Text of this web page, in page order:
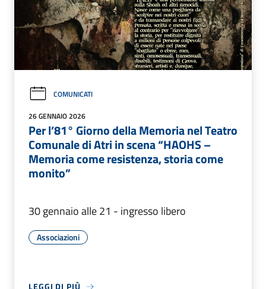
COMUNICATI
26 GENNAIO 2026
Per l’81° Giorno della Memoria nel Teatro
Comunale di Atri in scena “HAOHS –
Memoria come resistenza, storia come
monito”
30 gennaio alle 21 - ingresso libero
Associazioni